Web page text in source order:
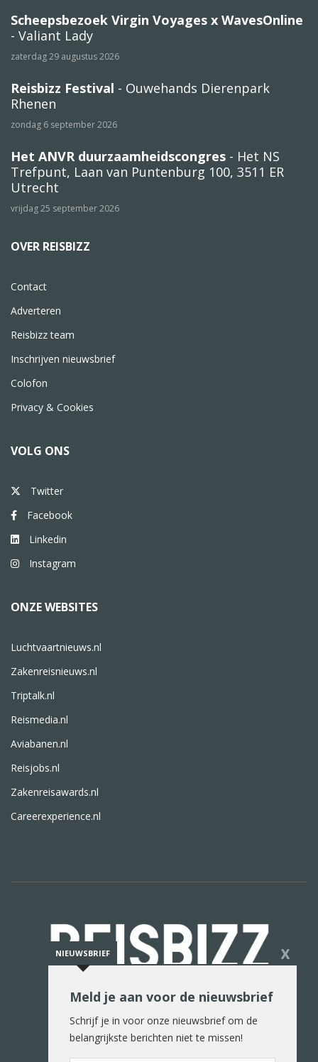
Scheepsbezoek Virgin Voyages x WavesOnline
- Valiant Lady
zaterdag 29 augustus 2026
Reisbizz Festival - Ouwehands Dierenpark
Rhenen
zondag 6 september 2026
Het ANVR duurzaamheidscongres - Het NS
Trefpunt, Laan van Puntenburg 100, 3511 ER
Utrecht
vrijdag 25 september 2026
OVER REISBIZZ
Contact
Adverteren
Reisbizz team
Inschrijven nieuwsbrief
Colofon
Privacy & Cookies
VOLG ONS
Twitter
Facebook
Linkedin
Instagram
ONZE WEBSITES
Luchtvaartnieuws.nl
Zakenreisnieuws.nl
Triptalk.nl
Reismedia.nl
Aviabanen.nl
Reisjobs.nl
Zakenreisawards.nl
Careerexperience.nl
De reiswereld in woord en beeld
NIEUWSBRIEF X
Meld je aan voor de nieuwsbrief
Schrijf je in voor onze nieuwsbrief om de
belangrijkste berichten niet te missen!